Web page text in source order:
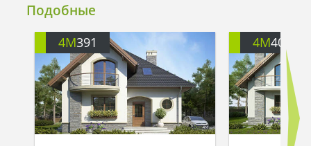
Подобные
4M391 4M401